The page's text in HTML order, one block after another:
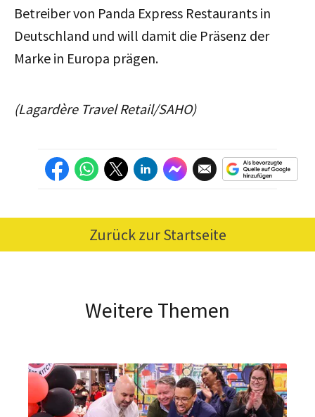
Betreiber von Panda Express Restaurants in
Deutschland und will damit die Präsenz der
Marke in Europa prägen.
(Lagardère Travel Retail/SAHO)
Zurück zur Startseite
Weitere Themen